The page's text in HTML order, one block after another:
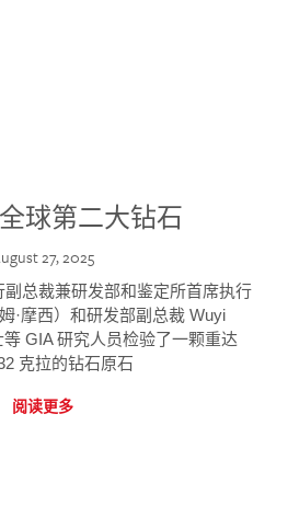
球第二大钻石
27, 2025
副总裁兼研发部和鉴定所首席执行
·摩西）和研发部副总裁 Wuyi
GIA 研究人员检验了一颗重达
克拉的钻石原石
阅读更多